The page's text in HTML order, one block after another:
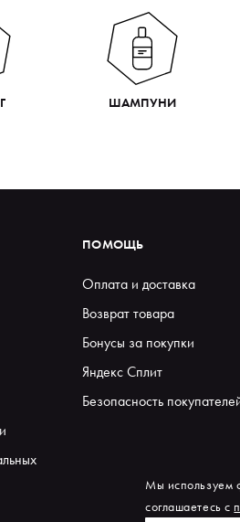
ШАМПУНИ
ПОМОЩЬ
Оплата и доставка
Возврат товара
Бонусы за покупки
Яндекс Сплит
Безопасность
Мы используем
соглашаетесь с